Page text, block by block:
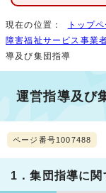
現在の位置： トップ
障害福祉サービス事業
導及び集団指導
運営指導及び
ページ番号1007488
1．集団指導に関